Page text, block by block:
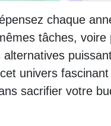
chaque
tâches,
univers
sacrifier votre